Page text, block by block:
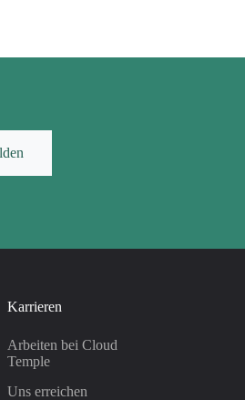
Karrieren
Arbeiten bei Cloud
Temple
Uns erreichen